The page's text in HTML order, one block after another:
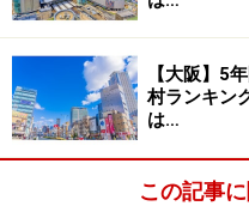
【大阪】5
村ランキン
は…
この記事